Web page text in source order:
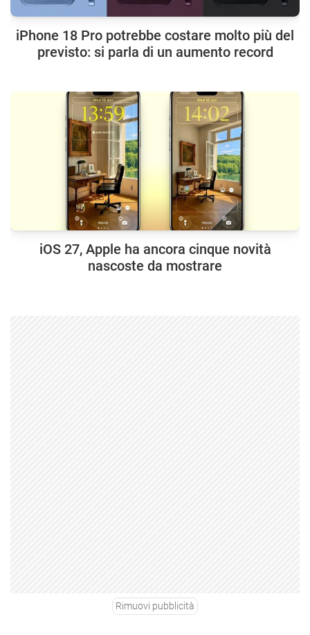
iPhone 18 Pro potrebbe costare molto più del
previsto: si parla di un aumento record
iOS 27, Apple ha ancora cinque novità
nascoste da mostrare
Rimuovi pubblicità